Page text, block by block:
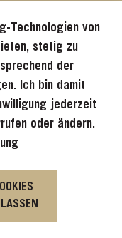
Technologien von
stetig zu
der
Ich bin damit
jederzeit
oder ändern.